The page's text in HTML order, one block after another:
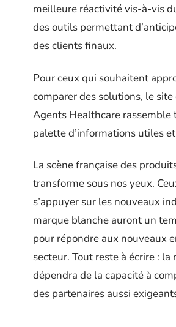
meilleure réactivité vis-à-vis
des outils permettant
des clients finaux.
Pour ceux qui souhaitent
comparer des solutions, le
Agents Healthcare rassemble
palette d’informations utiles
La scène française des
transforme sous nos yeux.
s’appuyer sur les nouveaux
marque blanche auront un
pour répondre aux nouveaux
secteur. Tout reste à écrire : la
dépendra de la capacité à
des partenaires aussi